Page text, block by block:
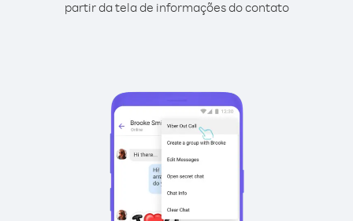
partir da tela de informações do contato